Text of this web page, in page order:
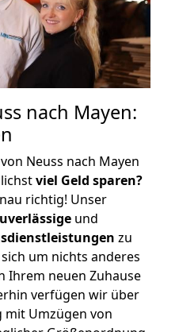
nach Mayen:
Neuss nach Mayen
viel Geld sparen?
richtig! Unser
und
zu
um nichts anderes
Ihrem neuen Zuhause
verfügen wir über
Umzügen von